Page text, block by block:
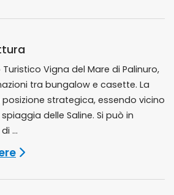
Vigna del Mare di Palinuro,
tra bungalow e casette. La
strategica, essendo vicino
delle Saline. Si può in
...